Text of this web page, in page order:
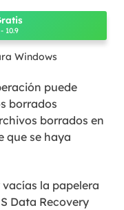
10.9
Windows
puede
borrados
borrados en
que se haya
la papelera
Data Recovery